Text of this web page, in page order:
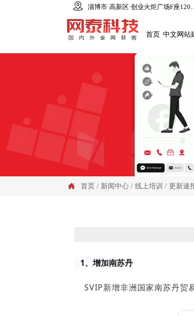
 淄博市·高新
首页 中文网站
 首页 / 新闻中心 /线上培训 /更新速
1、增加南苏丹
SVIP新增非洲国家南苏丹贸